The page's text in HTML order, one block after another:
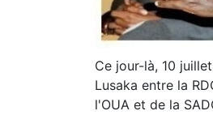
Ce jour-là, 10
Lusaka entre la
l'OUA et de la